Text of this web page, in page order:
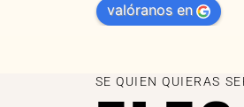
valóranos en
SE QUIEN QUIERAS